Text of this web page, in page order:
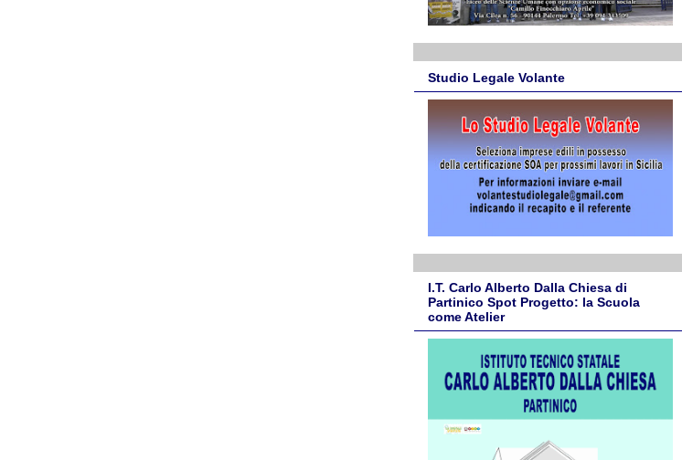
Studio Legale Volante
I.T. Carlo Alberto Dalla Chiesa di
Partinico Spot Progetto: la Scuola
come Atelier